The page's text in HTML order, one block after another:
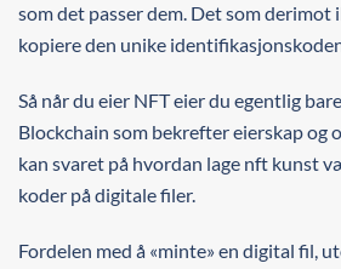
som det passer dem. Det som derimot
kopiere den unike
Så når du eier NFT eier du egentlig
Blockchain som bekrefter eierskap og
kan svaret på hvordan lage nft kunst
koder på digitale filer.
Fordelen med å «minte» en digital fil,